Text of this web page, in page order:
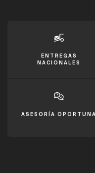
ENTREGAS
NACIONALES
ASESORÍA OPORTUNA